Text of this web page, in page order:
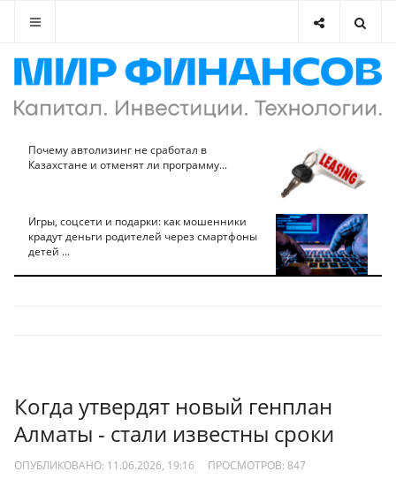
Почему автолизинг не сработал в
Казахстане и отменят ли программу...
Игры, соцсети и подарки: как мошенники
крадут деньги родителей через смартфоны
детей ...
Когда утвердят новый генплан
Алматы - стали известны сроки
ОПУБЛИКОВАНО: 11.06.2026, 19:16 ПРОСМОТРОВ: 847